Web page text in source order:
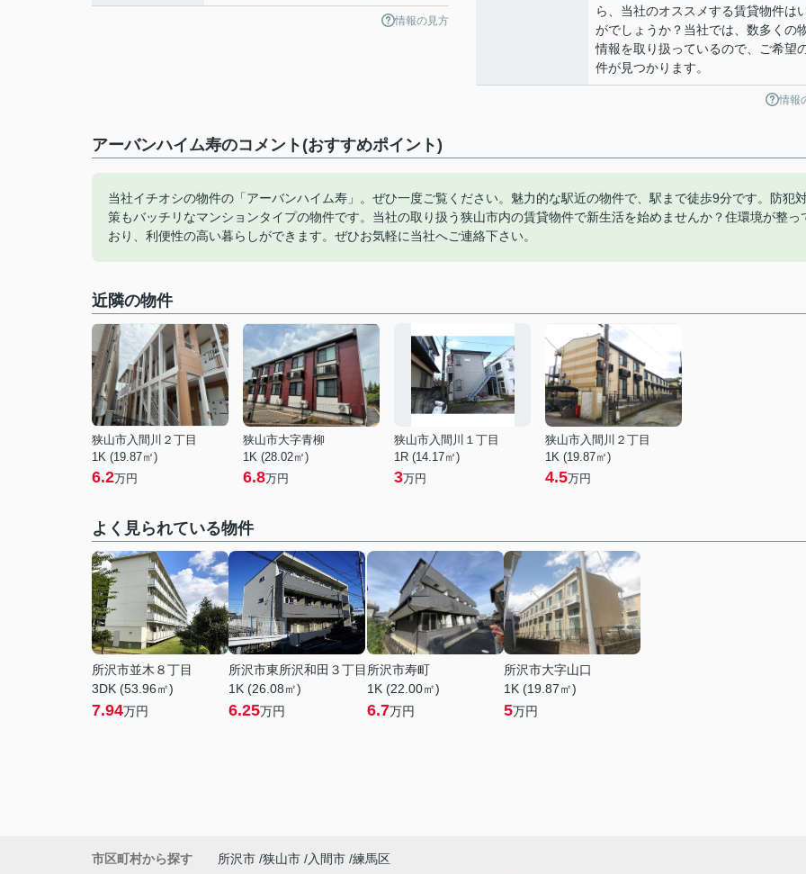
情報の見方
ら、当社のオススメする賃貸物件は
がでしょうか？当社では、数多くの
情報を取り扱っているので、ご希望
件が見つかります。
情報
アーバンハイム寿のコメント(おすすめポイント)
当社イチオシの物件の「アーバンハイム寿」。ぜひ一度ご覧ください。魅力的な駅近の物件で、駅まで徒歩9分です。防犯
策もバッチリなマンションタイプの物件です。当社の取り扱う狭山市内の賃貸物件で新生活を始めませんか？住環境が整っ
おり、利便性の高い暮らしができます。ぜひお気軽に当社へご連絡下さい。
近隣の物件
狭山市入間川２丁目
1K (19.87㎡)
6.2万円
狭山市大字青柳
1K (28.02㎡)
6.8万円
狭山市入間川１丁目
1R (14.17㎡)
3万円
狭山市入間川２丁目
1K (19.87㎡)
4.5万円
よく見られている物件
所沢市並木８丁目
3DK (53.96㎡)
7.94万円
所沢市東所沢和田３丁目
1K (26.08㎡)
6.25万円
所沢市寿町
1K (22.00㎡)
6.7万円
所沢市大字山口
1K (19.87㎡)
5万円
市区町村から探す 所沢市 狭山市 入間市 練馬区